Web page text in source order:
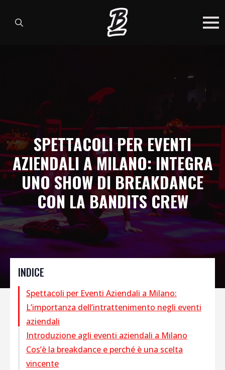
SPETTACOLI PER EVENTI
AZIENDALI A MILANO: INTEGRA
UNO SHOW DI BREAKDANCE
CON LA BANDITS CREW
INDICE
Spettacoli per Eventi Aziendali a Milano:
L’importanza dell’intrattenimento negli eventi
aziendali
Introduzione agli eventi aziendali a Milano
Cos’è la breakdance e perché è una scelta
vincente